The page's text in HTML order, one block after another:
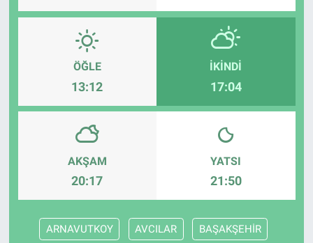
ÖĞLE
13:12
İKINDI
17:04
AKŞAM
20:17
YATSI
21:50
ARNAVUTKOY AVCILAR BAŞAKŞEHİR
Teknoloji
Magazin
Siyaset
Yaşam
Spor
Nöbetçi Eczaneler